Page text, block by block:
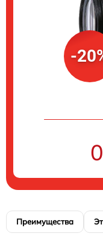
-
Преимущества